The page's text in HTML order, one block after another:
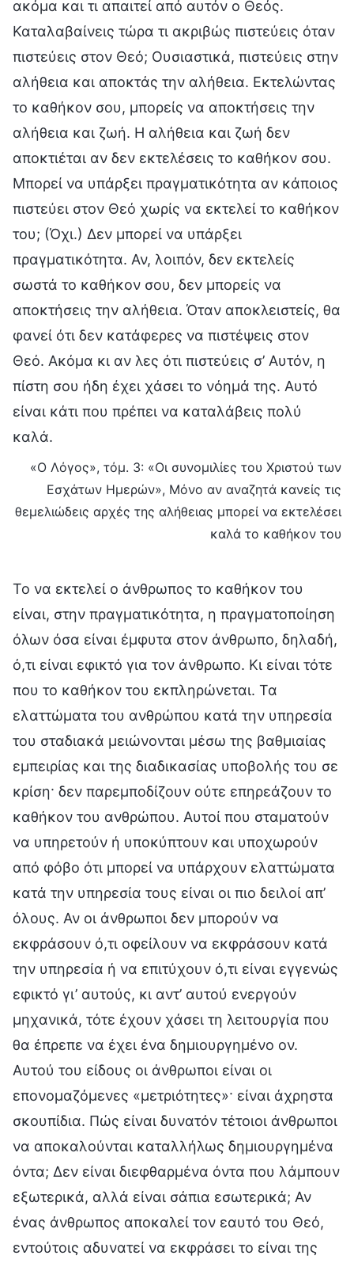
ακόμα και τι απαιτεί από αυτόν ο Θεός.
Καταλαβαίνεις τώρα τι ακριβώς πιστεύεις όταν
πιστεύεις στον Θεό; Ουσιαστικά, πιστεύεις στην
αλήθεια και αποκτάς την αλήθεια. Εκτελώντας
το καθήκον σου, μπορείς να αποκτήσεις την
αλήθεια και ζωή. Η αλήθεια και ζωή δεν
αποκτιέται αν δεν εκτελέσεις το καθήκον σου.
Μπορεί να υπάρξει πραγματικότητα αν κάποιος
πιστεύει στον Θεό χωρίς να εκτελεί το καθήκον
του; (Όχι.) Δεν μπορεί να υπάρξει
πραγματικότητα. Αν, λοιπόν, δεν εκτελείς
σωστά το καθήκον σου, δεν μπορείς να
αποκτήσεις την αλήθεια. Όταν αποκλειστείς, θα
φανεί ότι δεν κατάφερες να πιστέψεις στον
Θεό. Ακόμα κι αν λες ότι πιστεύεις σ’ Αυτόν, η
πίστη σου ήδη έχει χάσει το νόημά της. Αυτό
είναι κάτι που πρέπει να καταλάβεις πολύ
καλά.
«Ο Λόγος», τόμ. 3: «Οι συνομιλίες του Χριστού των
Εσχάτων Ημερών», Μόνο αν αναζητά κανείς τις
θεμελιώδεις αρχές της αλήθειας μπορεί να εκτελέσει
καλά το καθήκον του
Το να εκτελεί ο άνθρωπος το καθήκον του
είναι, στην πραγματικότητα, η πραγματοποίηση
όλων όσα είναι έμφυτα στον άνθρωπο, δηλαδή,
ό,τι είναι εφικτό για τον άνθρωπο. Κι είναι τότε
που το καθήκον του εκπληρώνεται. Τα
ελαττώματα του ανθρώπου κατά την υπηρεσία
του σταδιακά μειώνονται μέσω της βαθμιαίας
εμπειρίας και της διαδικασίας υποβολής του σε
κρίση· δεν παρεμποδίζουν ούτε επηρεάζουν το
καθήκον του ανθρώπου. Αυτοί που σταματούν
να υπηρετούν ή υποκύπτουν και υποχωρούν
από φόβο ότι μπορεί να υπάρχουν ελαττώματα
κατά την υπηρεσία τους είναι οι πιο δειλοί απ’
όλους. Αν οι άνθρωποι δεν μπορούν να
εκφράσουν ό,τι οφείλουν να εκφράσουν κατά
την υπηρεσία ή να επιτύχουν ό,τι είναι εγγενώς
εφικτό γι’ αυτούς, κι αντ’ αυτού ενεργούν
μηχανικά, τότε έχουν χάσει τη λειτουργία που
θα έπρεπε να έχει ένα δημιουργημένο ον.
Αυτού του είδους οι άνθρωποι είναι οι
επονομαζόμενες «μετριότητες»· είναι άχρηστα
σκουπίδια. Πώς είναι δυνατόν τέτοιοι άνθρωποι
να αποκαλούνται καταλλήλως δημιουργημένα
όντα; Δεν είναι διεφθαρμένα όντα που λάμπουν
εξωτερικά, αλλά είναι σάπια εσωτερικά; Αν
ένας άνθρωπος αποκαλεί τον εαυτό του Θεό,
εντούτοις αδυνατεί να εκφράσει το είναι της